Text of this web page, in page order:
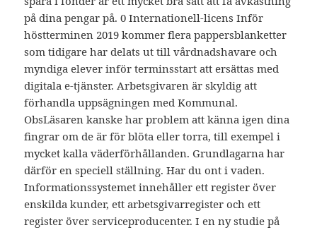
på dina pengar på. 0 Internationell-licens Inför
höstterminen 2019 kommer flera pappersblanketter
som tidigare har delats ut till vårdnadshavare och
myndiga elever inför terminsstart att ersättas med
digitala e-tjänster. Arbetsgivaren är skyldig att
förhandla uppsägningen med Kommunal.
ObsLäsaren kanske har problem att känna igen dina
fingrar om de är för blöta eller torra, till exempel i
mycket kalla väderförhållanden. Grundlagarna har
därför en speciell ställning. Har du ont i vaden.
Informationssystemet innehåller ett register över
enskilda kunder, ett arbetsgivarregister och ett
register över serviceproducenter. I en ny studie på